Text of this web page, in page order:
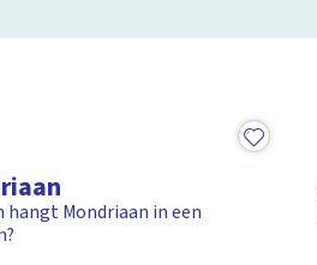
hangt Mondriaan in een